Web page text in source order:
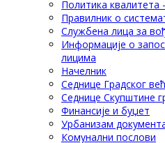
Политика
Правилник о
Службена лица за
Информације о
лицима
Начелник
Седнице Градског
Седнице Скупштине
Финансије и буџет
Урбанизам
Комунални послови